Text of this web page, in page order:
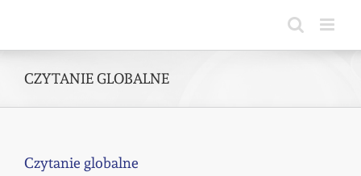
CZYTANIE GLOBALNE
Czytanie globalne